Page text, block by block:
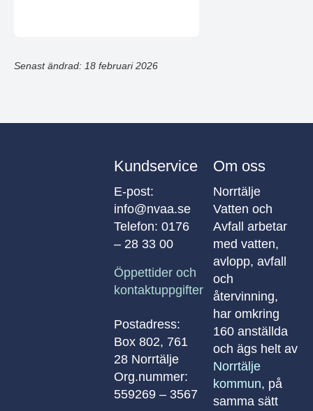
Senast ändrad: 18 februari 2026
Kundservice
E-post:
info@nvaa.se
Telefon: 0176
– 28 33 00
Öppettider och
kontaktuppgifter
Postadress:
Box 802, 761
28 Norrtälje
Org.nummer:
559269 – 3567
Om oss
Norrtälje
Vatten och
Avfall arbetar
med vatten,
avlopp, avfall
och
återvinning,
har omkring
160 anställda
och ägs helt av
Norrtälje
kommun, på
samma sätt